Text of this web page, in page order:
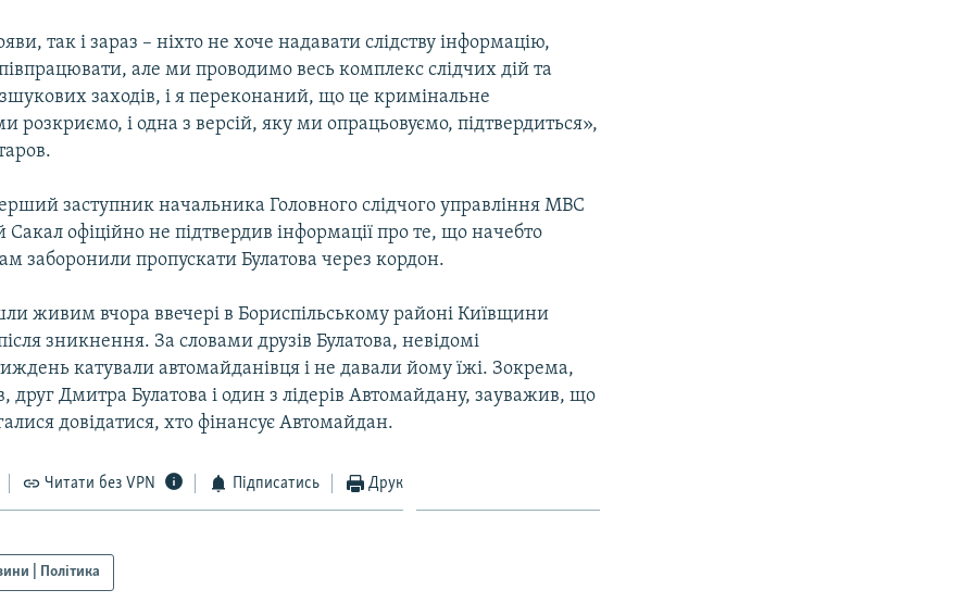
так і зараз – ніхто не хоче надавати слідству інформацію,
але ми проводимо весь комплекс слідчих дій та
заходів, і я переконаний, що це кримінальне
розкриємо, і одна з версій, яку ми опрацьовуємо, підтвердиться»,
заступник начальника Головного слідчого управління МВС
Сакал офіційно не підтвердив інформації про те, що начебто
заборонили пропускати Булатова через кордон.
живим вчора ввечері в Бориспільському районі Київщини
зникнення. За словами друзів Булатова, невідомі
катували автомайданівця і не давали йому їжі. Зокрема,
друг Дмитра Булатова і один з лідерів Автомайдану, зауважив, що
довідатися, хто фінансує Автомайдан.
Читати без VPN Підписатись Друк
| Політика